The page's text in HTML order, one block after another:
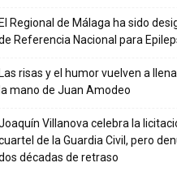
Regional de Málaga ha sido
Referencia Nacional para
risas y el humor vuelven a
mano de Juan Amodeo
Villanova celebra la
de la Guardia Civil, pero
décadas de retraso